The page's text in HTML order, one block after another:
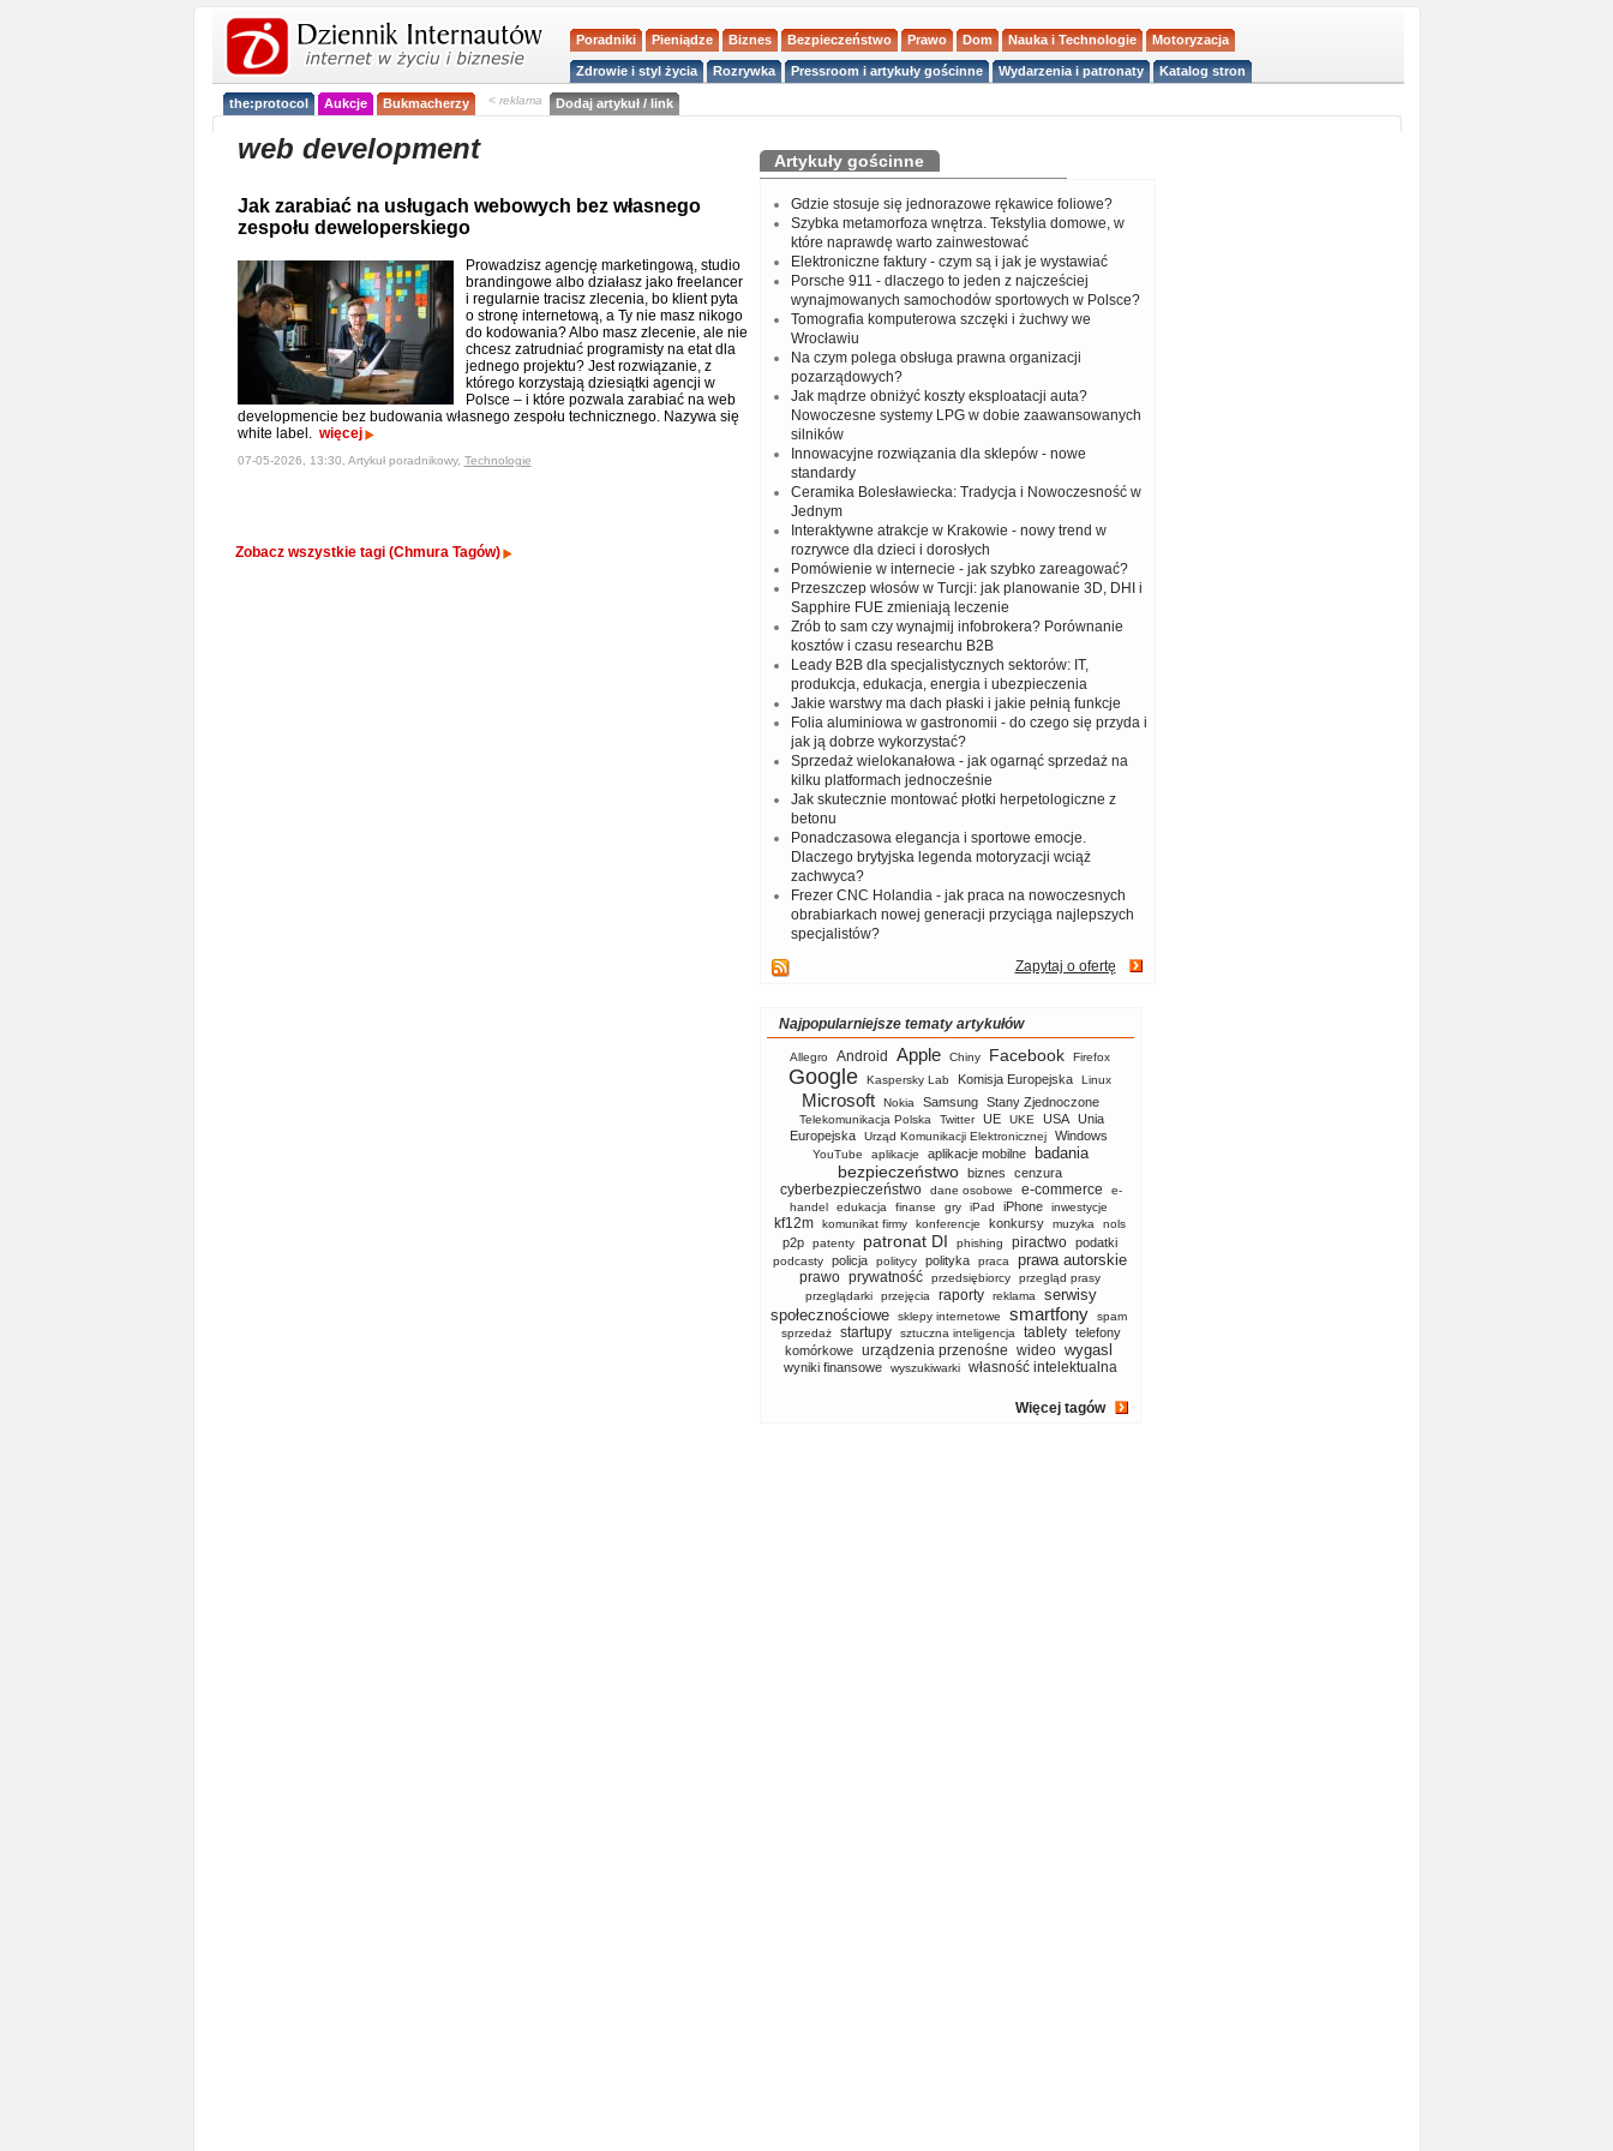
Poradniki Pieniądze Biznes Bezpieczeństwo Prawo Dom Nauka i Technologie Motoryzacja
Zdrowie i styl życia Rozrywka Pressroom i artykuły gościnne Wydarzenia i patronaty Katalog stron
the:protocol Aukcje Bukmacherzy < reklama Dodaj artykuł / link
web development
Jak zarabiać na usługach webowych bez własnego
zespołu deweloperskiego
Prowadzisz agencję marketingową, studio
brandingowe albo działasz jako freelancer
i regularnie tracisz zlecenia, bo klient pyta
o stronę internetową, a Ty nie masz nikogo
do kodowania? Albo masz zlecenie, ale nie
chcesz zatrudniać programisty na etat dla
jednego projektu? Jest rozwiązanie, z
którego korzystają dziesiątki agencji w
Polsce – i które pozwala zarabiać na web
developmencie bez budowania własnego zespołu technicznego. Nazywa się
white label. więcej
07-05-2026, 13:30, Artykuł poradnikowy, Technologie
Zobacz wszystkie tagi (Chmura Tagów)
Artykuły gościnne
Gdzie stosuje się jednorazowe rękawice foliowe?
Szybka metamorfoza wnętrza. Tekstylia domowe, w
które naprawdę warto zainwestować
Elektroniczne faktury - czym są i jak je wystawiać
Porsche 911 - dlaczego to jeden z najcześciej
wynajmowanych samochodów sportowych w Polsce?
Tomografia komputerowa szczęki i żuchwy we
Wrocławiu
Na czym polega obsługa prawna organizacji
pozarządowych?
Jak mądrze obniżyć koszty eksploatacji auta?
Nowoczesne systemy LPG w dobie zaawansowanych
silników
Innowacyjne rozwiązania dla sklepów - nowe
standardy
Ceramika Bolesławiecka: Tradycja i Nowoczesność w
Jednym
Interaktywne atrakcje w Krakowie - nowy trend w
rozrywce dla dzieci i dorosłych
Pomówienie w internecie - jak szybko zareagować?
Przeszczep włosów w Turcji: jak planowanie 3D, DHI i
Sapphire FUE zmieniają leczenie
Zrób to sam czy wynajmij infobrokera? Porównanie
kosztów i czasu researchu B2B
Leady B2B dla specjalistycznych sektorów: IT,
produkcja, edukacja, energia i ubezpieczenia
Jakie warstwy ma dach płaski i jakie pełnią funkcje
Folia aluminiowa w gastronomii - do czego się przyda i
jak ją dobrze wykorzystać?
Sprzedaż wielokanałowa - jak ogarnąć sprzedaż na
kilku platformach jednocześnie
Jak skutecznie montować płotki herpetologiczne z
betonu
Ponadczasowa elegancja i sportowe emocje.
Dlaczego brytyjska legenda motoryzacji wciąż
zachwyca?
Frezer CNC Holandia - jak praca na nowoczesnych
obrabiarkach nowej generacji przyciąga najlepszych
specjalistów?
Zapytaj o ofertę
Najpopularniejsze tematy artykułów
Allegro Android Apple Chiny Facebook Firefox
Google Kaspersky Lab Komisja Europejska Linux
Microsoft Nokia Samsung Stany Zjednoczone
Telekomunikacja Polska Twitter UE UKE USA
Unia
Europejska
Urząd Komunikacji Elektronicznej Windows
YouTube aplikacje aplikacje mobilne badania
bezpieczeństwo biznes cenzura
cyberbezpieczeństwo dane osobowe e-commerce
e-
handel
edukacja finanse gry iPad iPhone inwestycje
kf12m komunikat firmy konferencje konkursy muzyka nols
p2p patenty patronat DI phishing piractwo podatki
podcasty policja politycy polityka praca prawa autorskie
prawo prywatność przedsiębiorcy
przegląd prasy
przeglądarki
przejęcia raporty reklama
serwisy
społecznościowe
sklepy internetowe smartfony
spam
sprzedaż
startupy sztuczna inteligencja tablety telefony
komórkowe urządzenia przenośne wideo wygasl
wyniki finansowe wyszukiwarki własność intelektualna
Więcej tagów